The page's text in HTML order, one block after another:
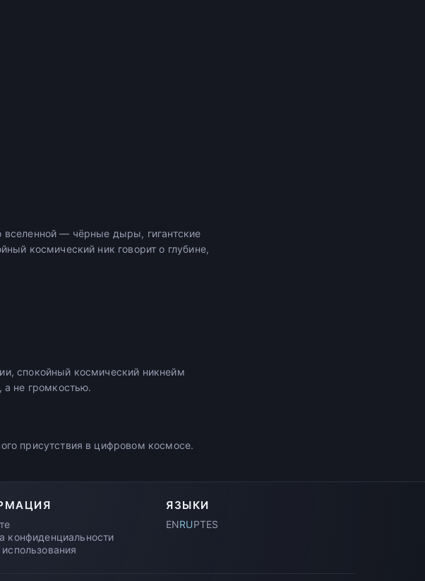
— чёрные дыры, гигантские
космический ник говорит о глубине,
спокойный космический никнейм
а не громкостью.
присутствия в цифровом космосе.
конфиденциальности
ЯЗЫКИ
ENRUPTES